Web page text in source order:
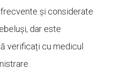
și considerate
dar este
verificați cu medicul